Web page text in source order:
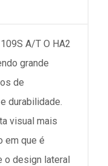
A/T O HA2
grande
de
durabilidade.
visual mais
em que é
o design lateral